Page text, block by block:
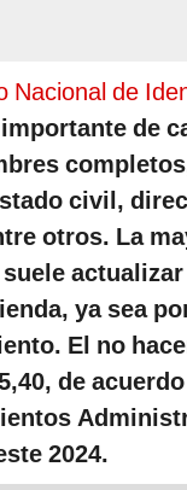
Nacional de
de
civil,
otros. La
ya sea
El no
de
2024.